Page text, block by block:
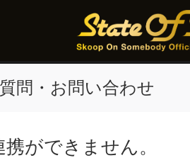
問・お問い合わせ
ができません。